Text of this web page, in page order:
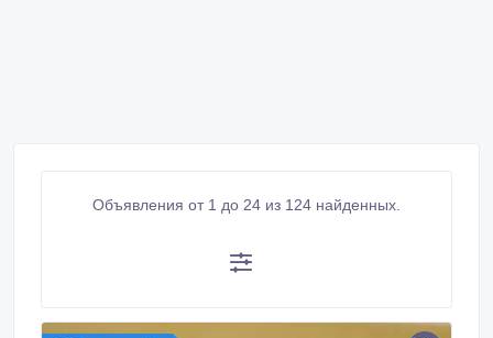
Объявления от 1 до 24 из 124 найденных.